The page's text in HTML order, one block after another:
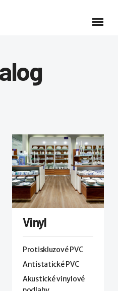
Vinyl
Protiskluzové PVC
Antistatické PVC
Akustické vinylové